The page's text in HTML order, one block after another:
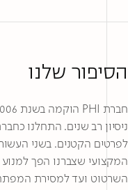
הסיפור שלנו
ניסיון רב שנים. התחלנו
לפרטים הקטנים. בשני
המקצועי שצברנו הפך
השרטוט ועד למסירת